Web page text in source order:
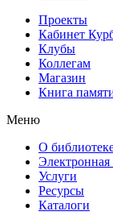
Проекты
Кабинет
Клубы
Коллегам
Магазин
Книга
Меню
О
Электронная
Услуги
Ресурсы
Каталоги